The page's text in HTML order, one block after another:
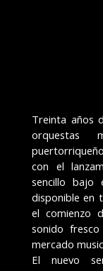
Treinta años
orquestas
con el
sencillo bajo
disponible en
el comienzo
sonido
mercado
El nuevo